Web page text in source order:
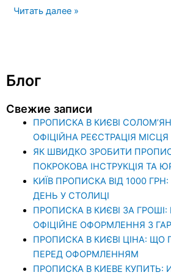
Читать далее »
Блог
Свежие записи
ПРОПИСКА В КИЄВІ
ОФІЦІЙНА РЕЄСТРАЦІЯ
ЯК ШВИДКО ЗРОБИТИ
ПОКРОКОВА ІНСТРУКЦІЯ ТА
КИЇВ ПРОПИСКА ВІД 1000 ГРН:
ДЕНЬ У СТОЛИЦІ
ПРОПИСКА В КИЄВІ ЗА
ОФІЦІЙНЕ ОФОРМЛЕННЯ З
ПРОПИСКА В КИЄВІ ЦІНА: ЩО
ПЕРЕД ОФОРМЛЕННЯМ
ПРОПИСКА В КИЕВЕ